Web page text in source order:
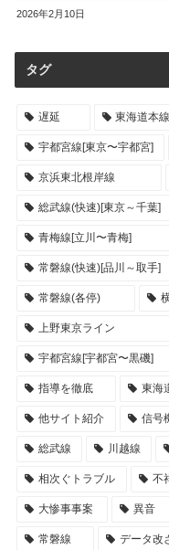
2026年2月10日
タグ
遅延 東海道本
宇都宮線[東京〜宇都宮]
京浜東北根岸線
総武線(快速)[東京～千葉]
青梅線[立川〜青梅]
常磐線(快速)[品川～取手]
常磐線(各停)
上野東京ライン
宇都宮線[宇都宮〜黒磯]
指導を徹底 東海
他サイト紹介 信号
総武線 川越線
相次ぐトラブル 不
大惨事事案 異音
常磐線 データ改